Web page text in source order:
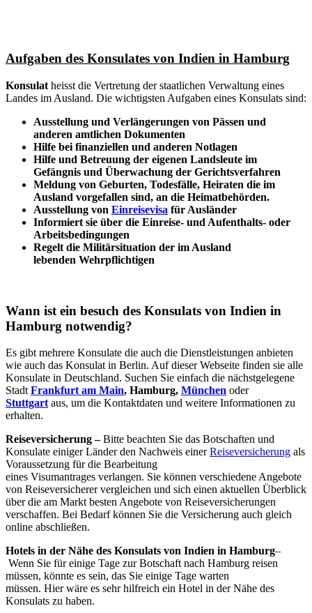
Aufgaben des Konsulates von Indien in Hamburg
Konsulat heisst die Vertretung der staatlichen Verwaltung eines
Landes im Ausland. Die wichtigsten Aufgaben eines Konsulats sind:
Ausstellung und Verlängerungen von Pässen und
anderen amtlichen Dokumenten
Hilfe bei finanziellen und anderen Notlagen
Hilfe und Betreuung der eigenen Landsleute im
Gefängnis und Überwachung der Gerichtsverfahren
Meldung von Geburten, Todesfälle, Heiraten die im
Ausland vorgefallen sind, an die Heimatbehörden.
Ausstellung von Einreisevisa für Ausländer
Informiert sie über die Einreise- und Aufenthalts- oder
Arbeitsbedingungen
Regelt die Militärsituation der im Ausland
lebenden Wehrpflichtigen
Wann ist ein besuch des Konsulats von Indien in
Hamburg notwendig?
Es gibt mehrere Konsulate die auch die Dienstleistungen anbieten
wie auch das Konsulat in Berlin. Auf dieser Webseite finden sie alle
Konsulate in Deutschland. Suchen Sie einfach die nächstgelegene
Stadt Frankfurt am Main, Hamburg, München oder
Stuttgart aus, um die Kontaktdaten und weitere Informationen zu
erhalten.
Reiseversicherung –Bitte beachten Sie das Botschaften und
Konsulate einiger Länder den Nachweis einerReiseversicherung als
Voraussetzung für die Bearbeitung
eines Visumantrages verlangen. Sie können verschiedene Angebote
von Reiseversicherer vergleichen und sich einen aktuellen Überblick
über die am Markt besten Angebote von Reiseversicherungen
verschaffen. Bei Bedarf können Sie die Versicherung auch gleich
online abschließen.
Hotels in der Nähe des Konsulats von Indien in Hamburg–
Wenn Sie für einige Tage zur Botschaft nach Hamburg reisen
müssen, könnte es sein, das Sie einige Tage warten
müssen. Hier wäre es sehr hilfreich ein Hotel in der Nähe des
Konsulats zu haben.